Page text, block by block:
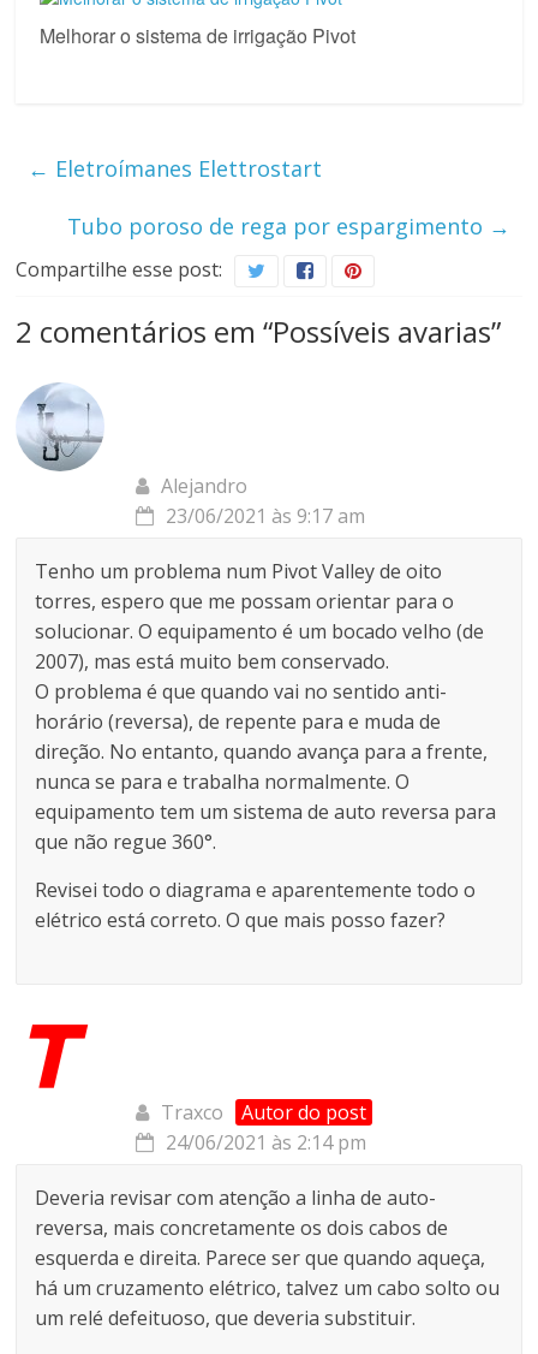
Melhorar o sistema de irrigação Pivot
← Eletroímanes Elettrostart
Tubo poroso de rega por espargimento →
Compartilhe esse post:
2 comentários em “Possíveis avarias”
Alejandro
23/06/2021 às 9:17 am
Tenho um problema num Pivot Valley de oito
torres, espero que me possam orientar para o
solucionar. O equipamento é um bocado velho (de
2007), mas está muito bem conservado.
O problema é que quando vai no sentido anti-
horário (reversa), de repente para e muda de
direção. No entanto, quando avança para a frente,
nunca se para e trabalha normalmente. O
equipamento tem um sistema de auto reversa para
que não regue 360°.
Revisei todo o diagrama e aparentemente todo o
elétrico está correto. O que mais posso fazer?
Traxco
Autor do post
24/06/2021 às 2:14 pm
Deveria revisar com atenção a linha de auto-
reversa, mais concretamente os dois cabos de
esquerda e direita. Parece ser que quando aqueça,
há um cruzamento elétrico, talvez um cabo solto ou
um relé defeituoso, que deveria substituir.